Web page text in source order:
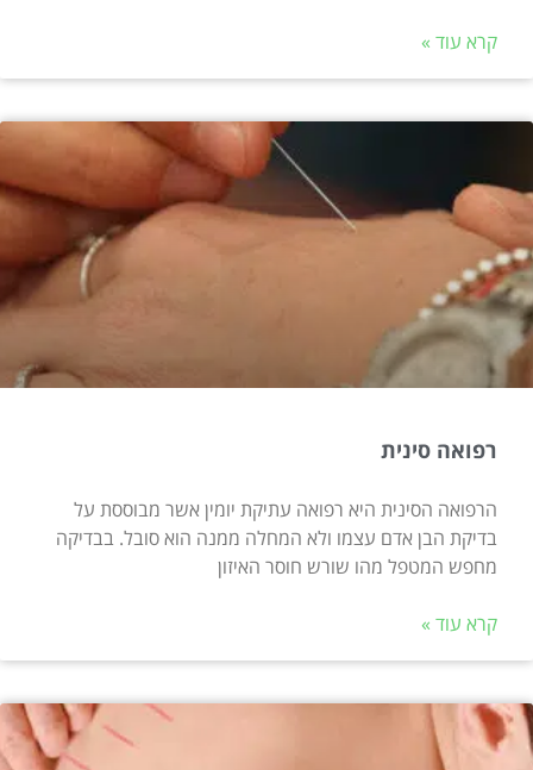
קרא עוד »
רפואה סינית
הרפואה הסינית היא רפואה עתיקת יומין אשר מבוססת על
בדיקת הבן אדם עצמו ולא המחלה ממנה הוא סובל. בבדיקה
מחפש המטפל מהו שורש חוסר האיזון
קרא עוד »